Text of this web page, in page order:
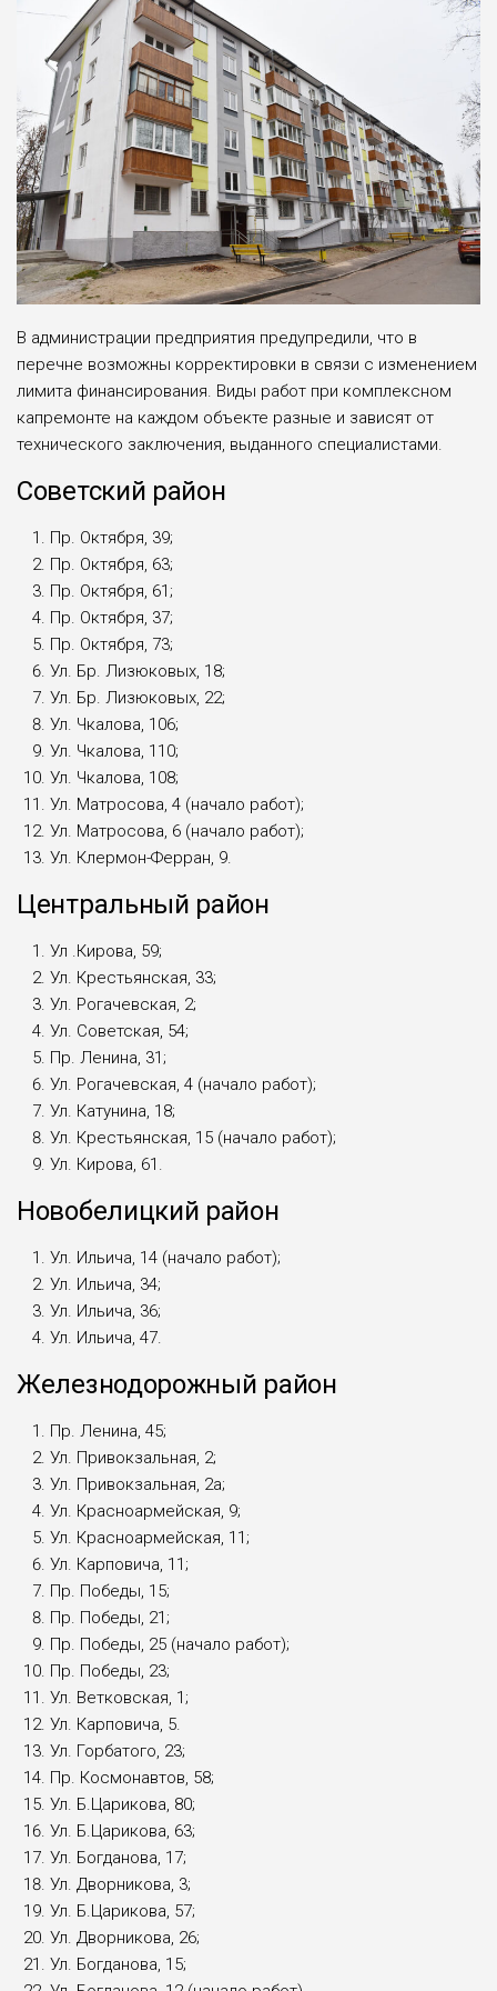
В администрации предприятия предупредили, что в
перечне возможны корректировки в связи с изменением
лимита финансирования. Виды работ при комплексном
капремонте на каждом объекте разные и зависят от
технического заключения, выданного специалистами.
Советский район
Пр. Октября, 39;
Пр. Октября, 63;
Пр. Октября, 61;
Пр. Октября, 37;
Пр. Октября, 73;
Ул. Бр. Лизюковых, 18;
Ул. Бр. Лизюковых, 22;
Ул. Чкалова, 106;
Ул. Чкалова, 110;
Ул. Чкалова, 108;
Ул. Матросова, 4 (начало работ);
Ул. Матросова, 6 (начало работ);
Ул. Клермон-Ферран, 9.
Центральный район
Ул .Кирова, 59;
Ул. Крестьянская, 33;
Ул. Рогачевская, 2;
Ул. Советская, 54;
Пр. Ленина, 31;
Ул. Рогачевская, 4 (начало работ);
Ул. Катунина, 18;
Ул. Крестьянская, 15 (начало работ);
Ул. Кирова, 61.
Новобелицкий район
Ул. Ильича, 14 (начало работ);
Ул. Ильича, 34;
Ул. Ильича, 36;
Ул. Ильича, 47.
Железнодорожный район
Пр. Ленина, 45;
Ул. Привокзальная, 2;
Ул. Привокзальная, 2а;
Ул. Красноармейская, 9;
Ул. Красноармейская, 11;
Ул. Карповича, 11;
Пр. Победы, 15;
Пр. Победы, 21;
Пр. Победы, 25 (начало работ);
Пр. Победы, 23;
Ул. Ветковская, 1;
Ул. Карповича, 5.
Ул. Горбатого, 23;
Пр. Космонавтов, 58;
Ул. Б.Царикова, 80;
Ул. Б.Царикова, 63;
Ул. Богданова, 17;
Ул. Дворникова, 3;
Ул. Б.Царикова, 57;
Ул. Дворникова, 26;
Ул. Богданова, 15;